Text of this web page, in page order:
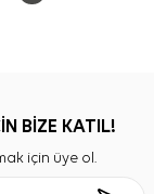
BİZE KATIL!
için üye ol.